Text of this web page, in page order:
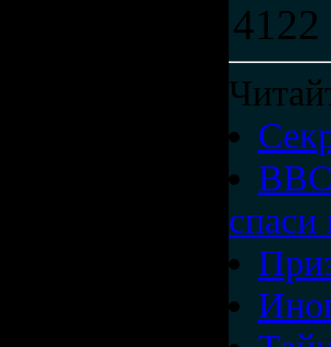
4122
ВВС
спаси